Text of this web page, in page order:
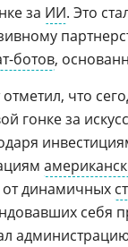
за ИИ. Это
ботов,
что
гонке за
динамичных
себя